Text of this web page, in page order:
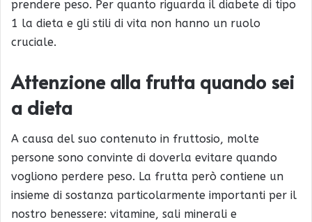
prendere peso. Per quanto riguarda il diabete di tipo
1 la dieta e gli stili di vita non hanno un ruolo
cruciale.
Attenzione alla frutta quando sei
a dieta
A causa del suo contenuto in fruttosio, molte
persone sono convinte di doverla evitare quando
vogliono perdere peso. La frutta però contiene un
insieme di sostanza particolarmente importanti per il
nostro benessere: vitamine, sali minerali e